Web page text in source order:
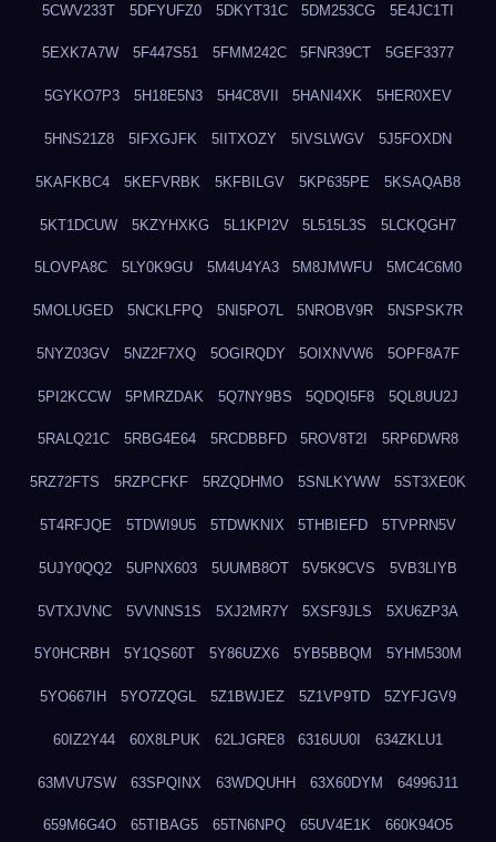
5CWV233T 5DFYUFZ0 5DKYT31C 5DM253CG 5E4JC1TI
5EXK7A7W 5F447S51 5FMM242C 5FNR39CT 5GEF3377
5GYKO7P3 5H18E5N3 5H4C8VII 5HANI4XK 5HER0XEV
5HNS21Z8 5IFXGJFK 5IITXOZY 5IVSLWGV 5J5FOXDN
5KAFKBC4 5KEFVRBK 5KFBILGV 5KP635PE 5KSAQAB8
5KT1DCUW 5KZYHXKG 5L1KPI2V 5L515L3S 5LCKQGH7
5LOVPA8C 5LY0K9GU 5M4U4YA3 5M8JMWFU 5MC4C6M0
5MOLUGED 5NCKLFPQ 5NI5PO7L 5NROBV9R 5NSPSK7R
5NYZ03GV 5NZ2F7XQ 5OGIRQDY 5OIXNVW6 5OPF8A7F
5PI2KCCW 5PMRZDAK 5Q7NY9BS 5QDQI5F8 5QL8UU2J
5RALQ21C 5RBG4E64 5RCDBBFD 5ROV8T2I 5RP6DWR8
5RZ72FTS 5RZPCFKF 5RZQDHMO 5SNLKYWW 5ST3XE0K
5T4RFJQE 5TDWI9U5 5TDWKNIX 5THBIEFD 5TVPRN5V
5UJY0QQ2 5UPNX603 5UUMB8OT 5V5K9CVS 5VB3LIYB
5VTXJVNC 5VVNNS1S 5XJ2MR7Y 5XSF9JLS 5XU6ZP3A
5Y0HCRBH 5Y1QS60T 5Y86UZX6 5YB5BBQM 5YHM530M
5YO667IH 5YO7ZQGL 5Z1BWJEZ 5Z1VP9TD 5ZYFJGV9
60IZ2Y44 60X8LPUK 62LJGRE8 6316UU0I 634ZKLU1
63MVU7SW 63SPQINX 63WDQUHH 63X60DYM 64996J11
659M6G4O 65TIBAG5 65TN6NPQ 65UV4E1K 660K94O5